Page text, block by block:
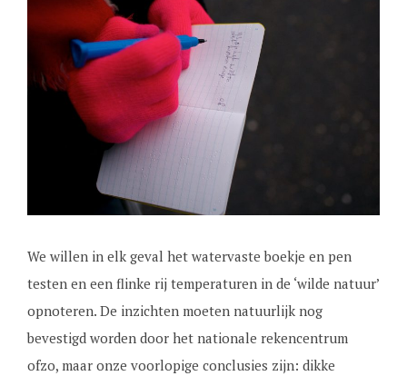
We willen in elk geval het watervaste boekje en pen
testen en een flinke rij temperaturen in de ‘wilde natuur’
opnoteren. De inzichten moeten natuurlijk nog
bevestigd worden door het nationale rekencentrum
ofzo, maar onze voorlopige conclusies zijn: dikke